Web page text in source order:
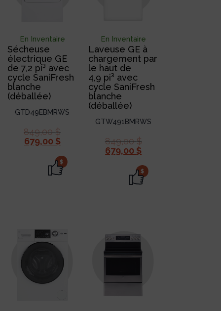
En Inventaire
Sécheuse
électrique GE
de 7,2 pi³ avec
cycle SaniFresh
blanche
(déballée)
GTD49EBMRWS
849,00$
679,00 $
$
En Inventaire
Laveuse GE à
chargement par
le haut de
4,9 pi³ avec
cycle SaniFresh
blanche
(déballée)
GTW491BMRWS
849,00$
679,00 $
$